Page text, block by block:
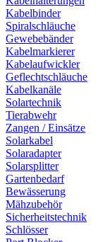
Kabelbinder
Spiralschläuche
Gewebebänder
Kabelmarkierer
Kabelaufwickler
Geflechtschläuche
Kabelkanäle
Solartechnik
Tierabwehr
Zangen / Einsätze
Solarkabel
Solaradapter
Solarsplitter
Gartenbedarf
Bewässerung
Mähzubehör
Sicherheitstechnik
Schlösser